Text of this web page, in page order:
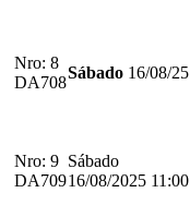
Nro: 8
DA708
Sábado 16/08/25
Nro: 9
DA709
Sábado
16/08/2025 11:00